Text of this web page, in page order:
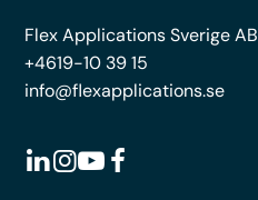
Flex Applications Sverige AB
+4619-10 39 15
info@flexapplications.se